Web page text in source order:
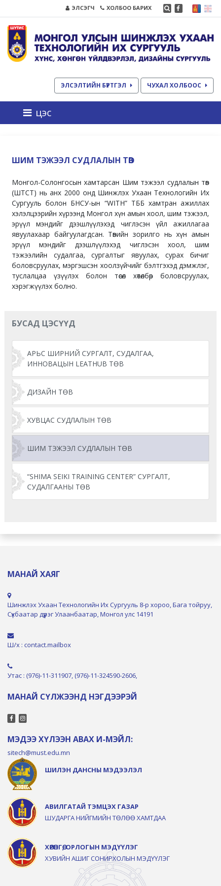
ЭЛСЭГЧ ХОЛБОО БАРИХ
ЭЛСЭЛТИЙН БҮРТГЭЛ ЧУХАЛ ХОЛБООС
цэс
ШИМ ТЭЖЭЭЛ СУДЛАЛЫН ТӨВ
Монгол-Солонгосын хамтарсан Шим тэжээл судлалын төв
(ШТСТ) нь анх 2000 онд Шинжлэх Ухаан Технологийн Их
Сургууль болон БНСУ-ын “WITH” ТББ хамтран ажиллах
хэлэлцээрийн хүрээнд Монгол хүн амын хоол, шим тэжээл,
эрүүл мэндийг дээшлүүлэхэд чиглэсэн үйл ажиллагаа
явуулахаар байгуулагдсан. Төвийн зорилго нь хүн амын
эрүүл мэндийг дээшлүүлэхэд чиглэсэн хоол, шим
тэжээлийн судалгаа, сургалтыг явуулах, сурах бичиг
боловсруулах, мэргэшсэн хоолзүйчийг бэлтгэхэд дэмжлэг,
туслалцаа үзүүлэх болон төсөл хөтөлбөр боловсруулах,
хэрэгжүүлэх болно.
БУСАД ЦЭСҮҮД
АРЬС ШИРНИЙ СУРГАЛТ, СУДАЛГАА,
ИННОВАЦЫН LEATHUB ТӨВ
ДИЗАЙН ТӨВ
ХУВЦАС СУДЛАЛЫН ТӨВ
ШИМ ТЭЖЭЭЛ СУДЛАЛЫН ТӨВ
“SHIMA SEIKI TRAINING CENTER” СУРГАЛТ,
СУДАЛГААНЫ ТӨВ
МАНАЙ ХАЯГ
Шинжлэх Ухаан Технологийн Их Сургууль 8-р хороо, Бага тойруу,
Сүхбаатар дүүрэг Улаанбаатар, Монгол улс 14191
Ш/х : contact.mailbox
Утас : (976)-11-311907, (976)-11-324590-2606,
МАНАЙ СҮЛЖЭЭНД НЭГДЭЭРЭЙ
МЭДЭЭ ХҮЛЭЭН АВАХ И-МЭЙЛ:
sitech@must.edu.mn
ШИЛЭН ДАНСНЫ МЭДЭЭЛЭЛ
АВИЛГАТАЙ ТЭМЦЭХ ГАЗАР
ШУДАРГА НИЙГМИЙН ТӨЛӨӨ ХАМТДАА
ХӨРӨНГӨ, ОРЛОГЫН МЭДҮҮЛЭГ
ХУВИЙН АШИГ СОНИРХОЛЫН МЭДҮҮЛЭГ